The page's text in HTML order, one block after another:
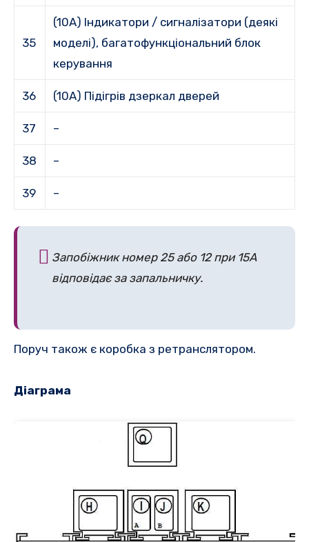
35
(10A) Індикатори / сигналізатори (деякі
моделі), багатофункціональний блок
керування
36 (10A) Підігрів дзеркал дверей
37 –
38 –
39 –
Запобіжник номер 25 або 12 при 15A
відповідає за запальничку.
Поруч також є коробка з ретранслятором.
Діаграма